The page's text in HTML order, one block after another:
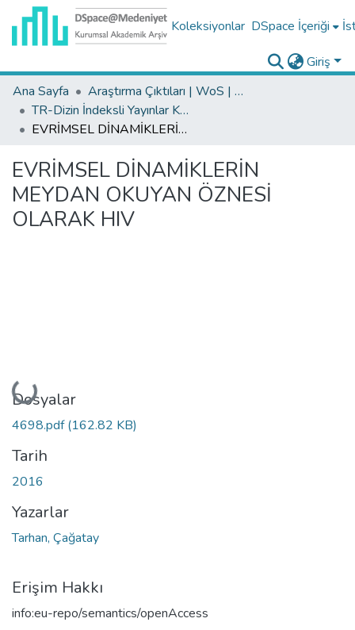
Koleksiyonlar DSpace İçeriği
Giriş
Ana Sayfa
Araştırma Çıktıları | WoS | Scopus | TR-Dizin | PubMed
TR-Dizin İndeksli Yayınlar Koleksiyonu
EVRİMSEL DİNAMİKLERİN MEYDAN OKUYAN ÖZNESİ OLARAK HIV
EVRİMSEL DİNAMİKLERİN
MEYDAN OKUYAN ÖZNESİ
OLARAK HIV
Yükleniyor...
Dosyalar
4698.pdf(162.82 KB)
Tarih
2016
Yazarlar
Tarhan, Çağatay
Erişim Hakkı
info:eu-repo/semantics/openAccess